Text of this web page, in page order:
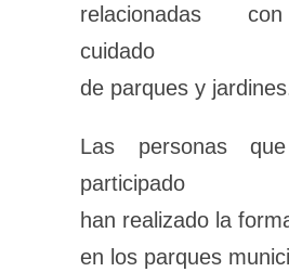
relacionadas
cuidado
de parques y
Las personas
participado
han realizado la
en los parques